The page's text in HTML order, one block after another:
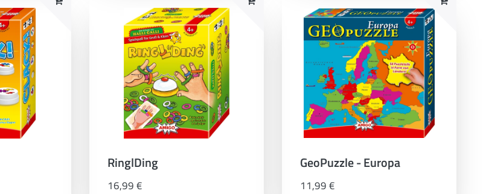
RinglDing
16,99 €
GeoPuzzle - Europa
11,99 €